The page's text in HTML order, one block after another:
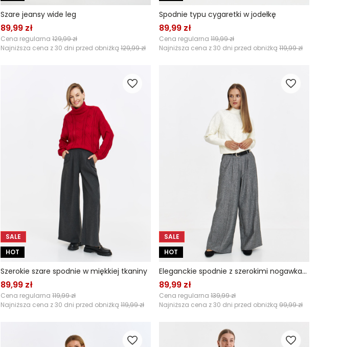
Szare jeansy wide leg
89,99 zł
Cena regularna 129,99 zł
Najniższa cena z 30 dni przed obniżką 129,99 zł
Spodnie typu cygaretki w jodełkę
89,99 zł
Cena regularna 119,99 zł
Najniższa cena z 30 dni przed obniżką 119,99 zł
SALE
HOT
Szerokie szare spodnie w miękkiej tkaniny
89,99 zł
Cena regularna 119,99 zł
Najniższa cena z 30 dni przed obniżką 119,99 zł
SALE
HOT
Eleganckie spodnie z szerokimi nogawkami z tkaniny w jodełkę
89,99 zł
Cena regularna 139,99 zł
Najniższa cena z 30 dni przed obniżką 99,99 zł